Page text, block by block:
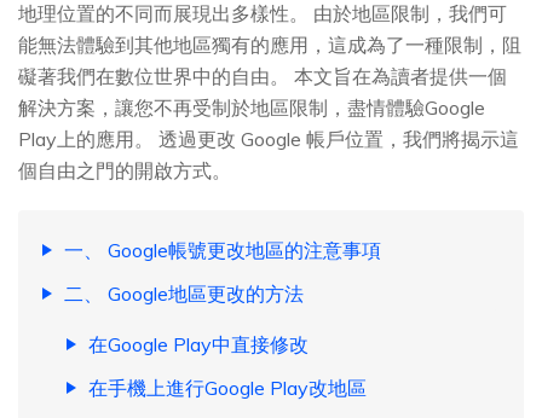
地理位置的不同而展現出多樣性。 由於地區限制，我們可
能無法體驗到其他地區獨有的應用，這成為了一種限制，阻
礙著我們在數位世界中的自由。 本文旨在為讀者提供一個
解決方案，讓您不再受制於地區限制，盡情體驗Google
Play上的應用。 透過更改 Google 帳戶位置，我們將揭示這
個自由之門的開啟方式。
一、 Google帳號更改地區的注意事項
二、 Google地區更改的方法
在Google Play中直接修改
在手機上進行Google Play改地區